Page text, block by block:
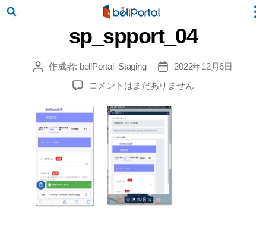
sp_spport_04
投 作成者: bellPortal_Staging
投
稿
日
2022年12月6日
sp_spport_04
の
コメントはまだありません